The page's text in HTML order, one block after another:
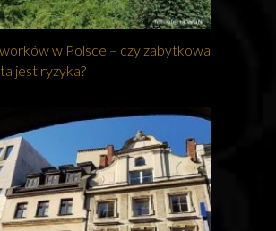
w Polsce – czy zabytkowa
jest ryzyka?